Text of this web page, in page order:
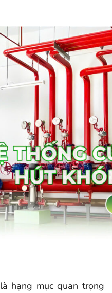
hạng mục quan trọng